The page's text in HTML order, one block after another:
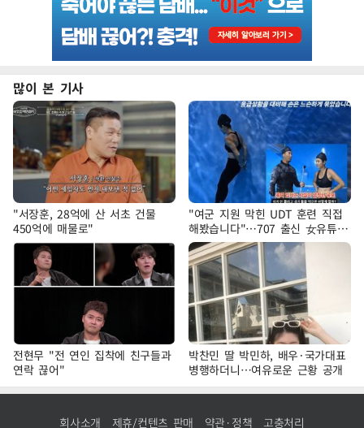
많이 본 기사
"서장훈, 28억에 산 서초 건물
450억에 매물로"
"여군 지원 막힌 UDT 훈련 직접
해봤습니다"…707 출신 女유튜버
'완벽 소화'
전현무 "전 연인 집착에 친구들과
연락 끊어"
박찬민 딸 박민하, 배우·국가대표
병행하더니…여유로운 근황 공개
회사소개 제휴/컨텐츠 판매 약관·정책 고충처리